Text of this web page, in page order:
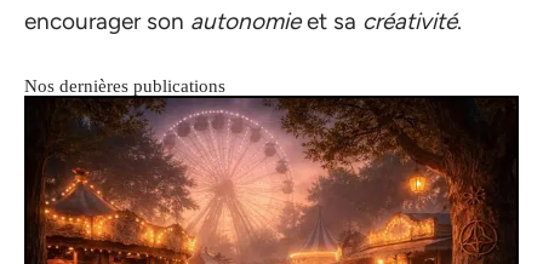
encourager son autonomieet sa créativité.
Nos dernières publications